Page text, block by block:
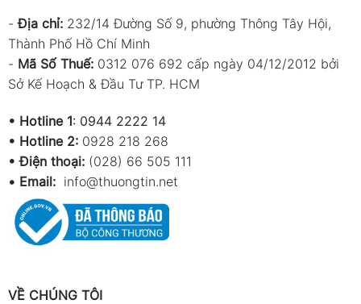
-Địa chỉ: 232/14 Đường Số 9, phường Thông Tây Hội,
Thành Phố Hồ Chí Minh
- Mã Số Thuế: 0312 076 692 cấp ngày 04/12/2012 bởi
Sở Kế Hoạch & Đầu Tư TP. HCM
• Hotline 1: 0944 2222 14
• Hotline 2: 0928 218 268
• Điện thoại: (028) 66 505 111
• Email: info@thuongtin.net
VỀ CHÚNG TÔI